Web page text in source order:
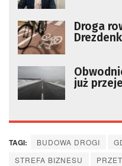
Droga
już
TAGI: BUDOWA DROGI
STREFA BIZNESU